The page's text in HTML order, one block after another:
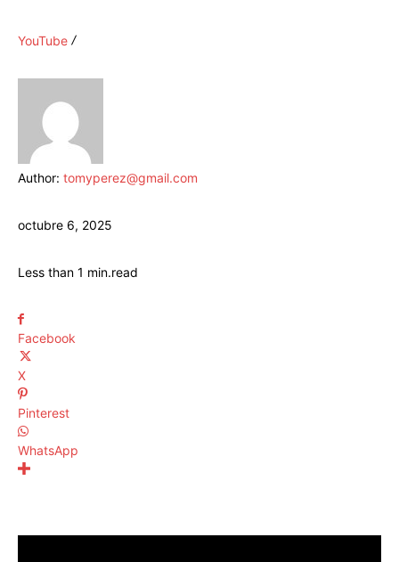
YouTube
Author: tomyperez@gmail.com
octubre 6, 2025
Less than 1 min.read
Facebook
X
Pinterest
WhatsApp